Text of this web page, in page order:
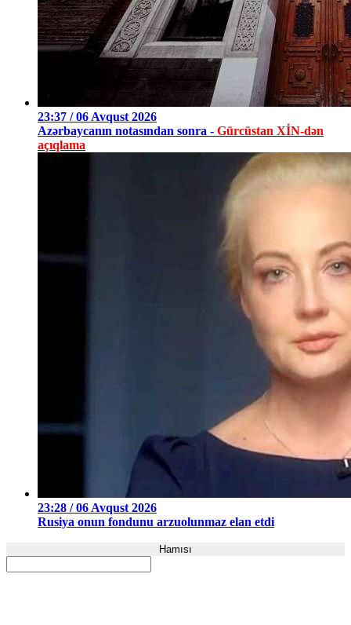
23:37 / 06 Avqust 2026
Azərbaycanın notasından sonra - Gürcüstan XİN-dən
açıqlama
23:28 / 06 Avqust 2026
Rusiya onun fondunu arzuolunmaz elan etdi
Hamısı